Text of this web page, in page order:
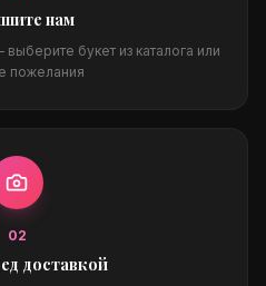
нам
букет из каталога или
пожелания
02
доставкой